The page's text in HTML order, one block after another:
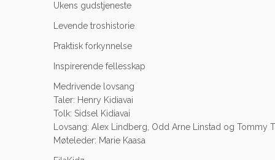
Ukens gudstjeneste
Levende troshistorie
Praktisk forkynnelse
Inspirerende fellesskap
Medrivende lovsang
Taler: Henry Kidiavai
Tolk: Sidsel Kidiavai
Lovsang: Alex Lindberg, Odd Arne Linstad og Tommy
Møteleder: Marie Kaasa